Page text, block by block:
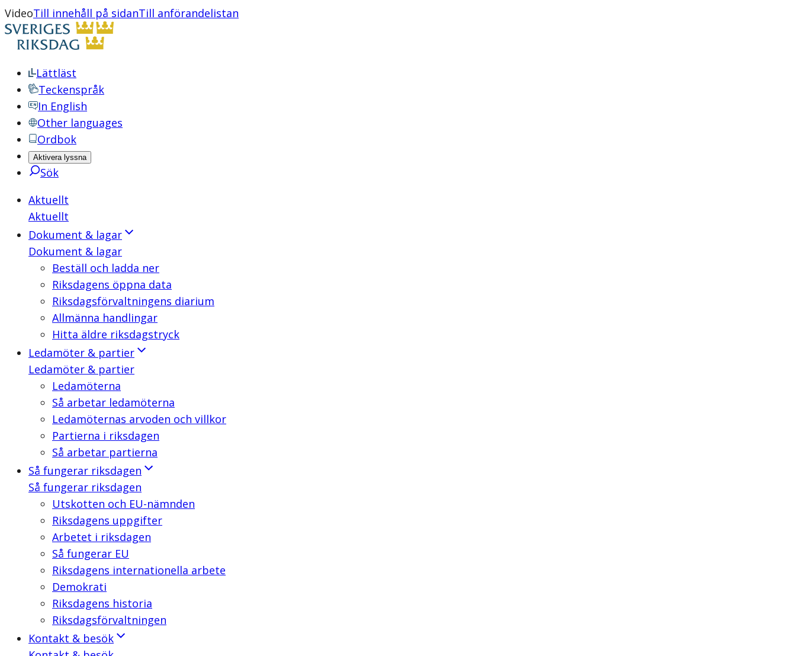
VideoTill innehåll på sidanTill anförandelistan
Lättläst
Teckenspråk
In English
Other languages
Ordbok
Aktivera lyssna
Sök
Aktuellt
Aktuellt
Dokument & lagar
Dokument & lagar
Beställ och ladda ner
Riksdagens öppna data
Riksdagsförvaltningens diarium
Allmänna handlingar
Hitta äldre riksdagstryck
Ledamöter & partier
Ledamöter & partier
Ledamöterna
Så arbetar ledamöterna
Ledamöternas arvoden och villkor
Partierna i riksdagen
Så arbetar partierna
Så fungerar riksdagen
Så fungerar riksdagen
Utskotten och EU-nämnden
Riksdagens uppgifter
Arbetet i riksdagen
Så fungerar EU
Riksdagens internationella arbete
Demokrati
Riksdagens historia
Riksdagsförvaltningen
Kontakt & besök